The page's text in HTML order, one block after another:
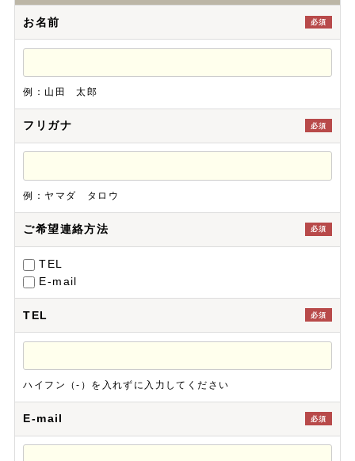
お名前 必須
例：山田 太郎
フリガナ 必須
例：ヤマダ タロウ
ご希望連絡方法 必須
TEL
E-mail
TEL 必須
ハイフン（-）を入れずに入力してください
E-mail 必須